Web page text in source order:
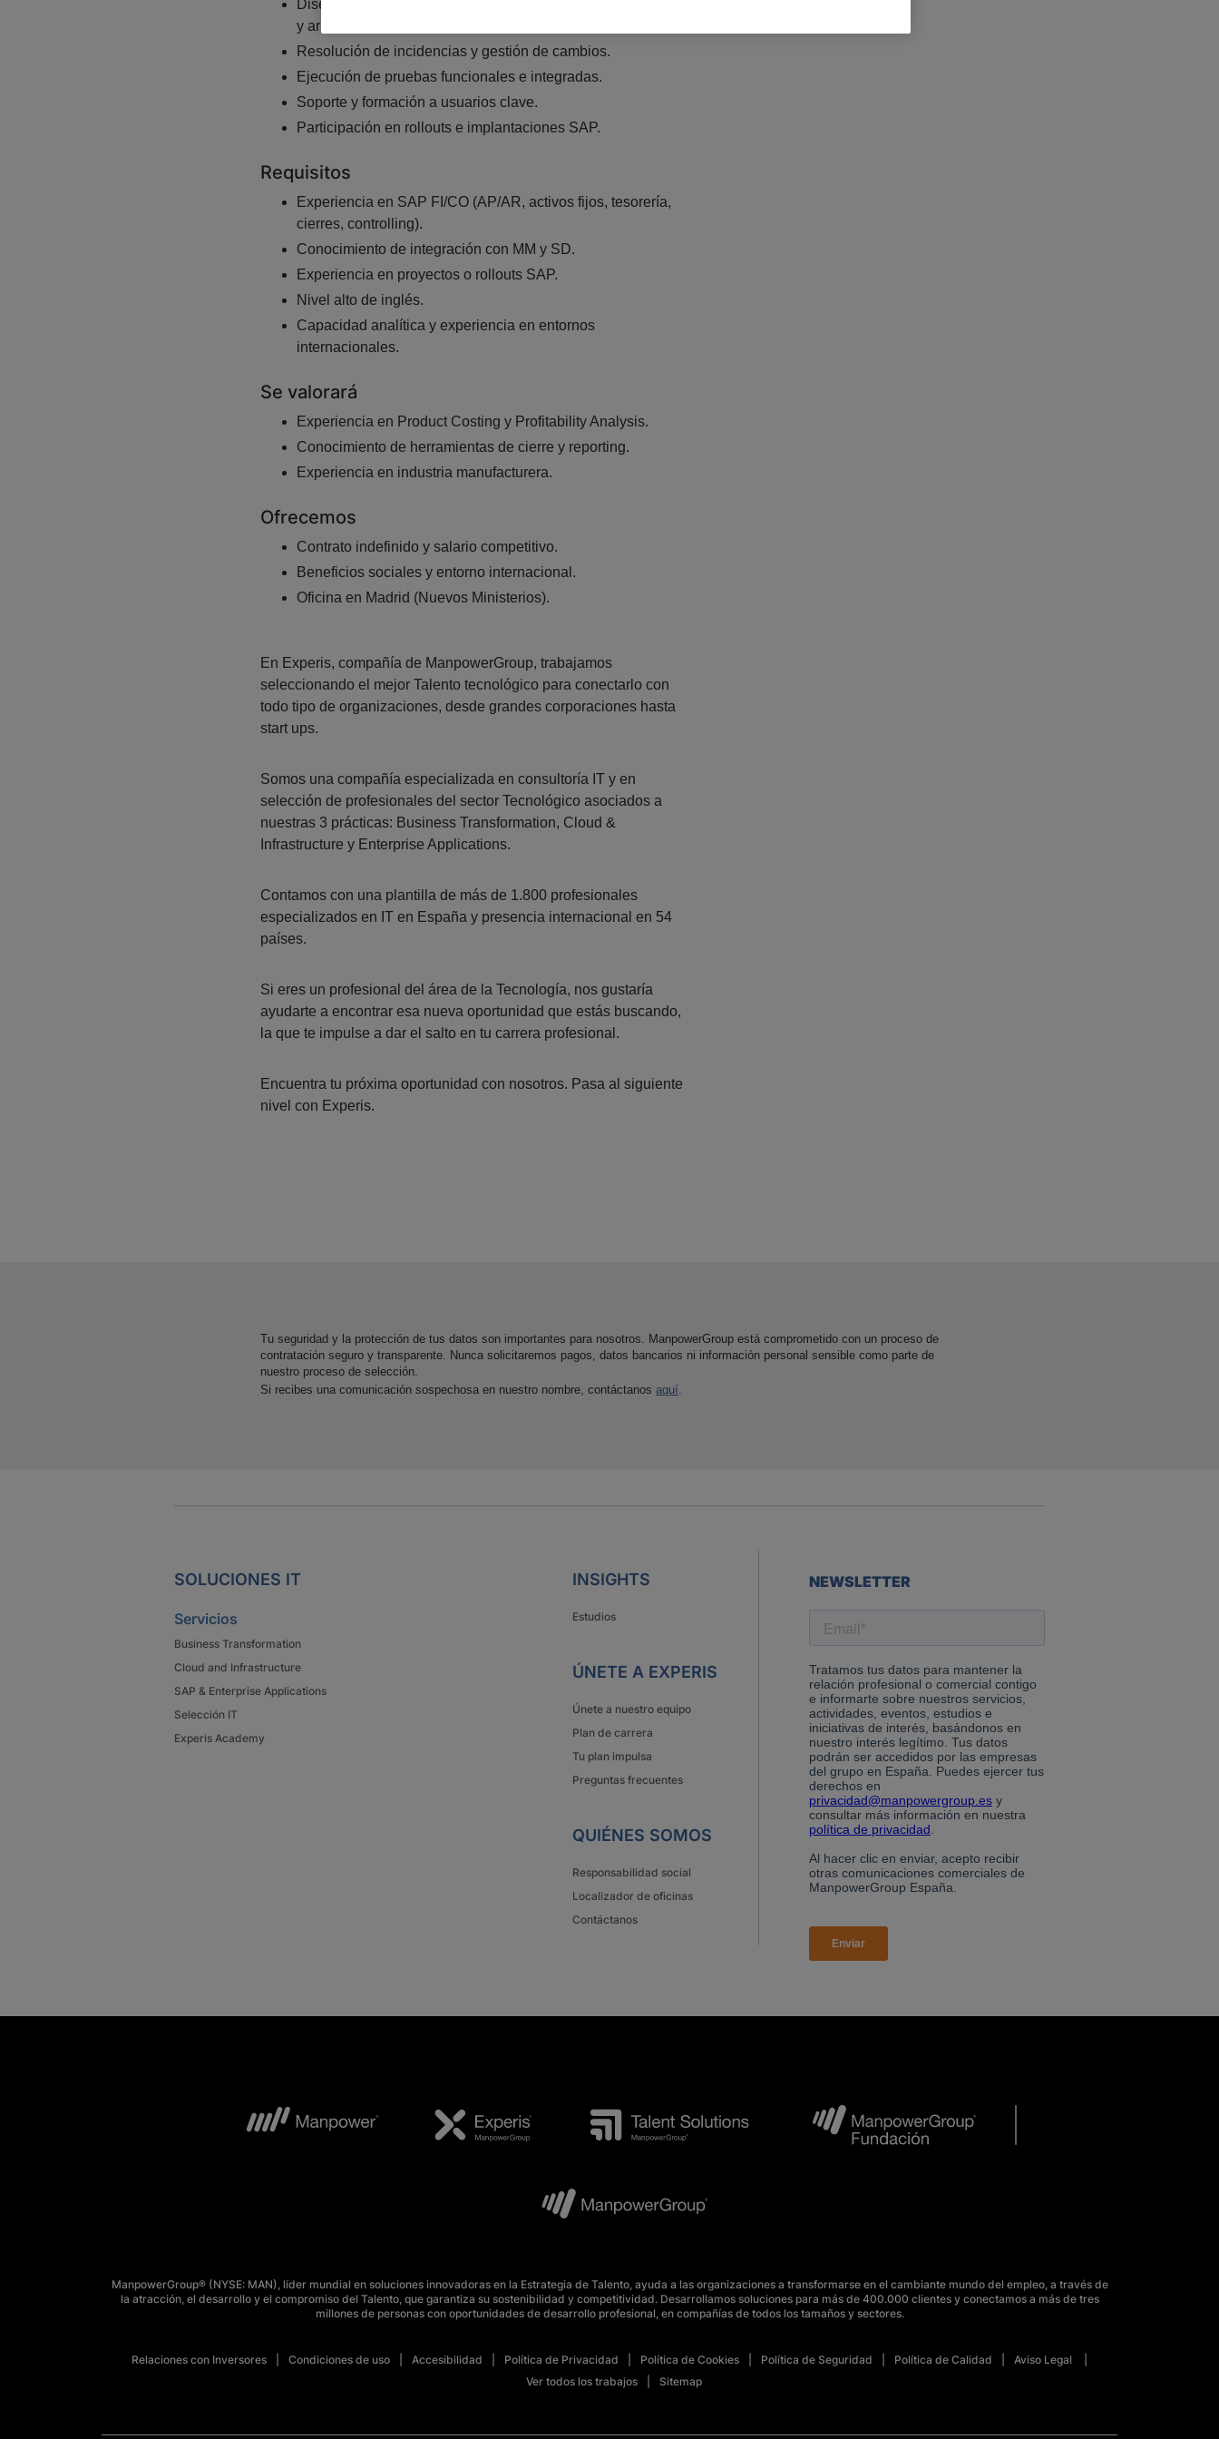
Diseño de soluciones y participación en proyectos de mejora
y armonización.
Resolución de incidencias y gestión de cambios.
Ejecución de pruebas funcionales e integradas.
Soporte y formación a usuarios clave.
Participación en rollouts e implantaciones SAP.
Requisitos
Experiencia en SAP FI/CO (AP/AR, activos fijos, tesorería,
cierres, controlling).
Conocimiento de integración con MM y SD.
Experiencia en proyectos o rollouts SAP.
Nivel alto de inglés.
Capacidad analítica y experiencia en entornos
internacionales.
Se valorará
Experiencia en Product Costing y Profitability Analysis.
Conocimiento de herramientas de cierre y reporting.
Experiencia en industria manufacturera.
Ofrecemos
Contrato indefinido y salario competitivo.
Beneficios sociales y entorno internacional.
Oficina en Madrid (Nuevos Ministerios).
En Experis, compañía de ManpowerGroup, trabajamos
seleccionando el mejor Talento tecnológico para conectarlo con
todo tipo de organizaciones, desde grandes corporaciones hasta
start ups.
Somos una compañía especializada en consultoría IT y en
selección de profesionales del sector Tecnológico asociados a
nuestras 3 prácticas: Business Transformation, Cloud &
Infrastructure y Enterprise Applications.
Contamos con una plantilla de más de 1.800 profesionales
especializados en IT en España y presencia internacional en 54
países.
Si eres un profesional del área de la Tecnología, nos gustaría
ayudarte a encontrar esa nueva oportunidad que estás buscando,
la que te impulse a dar el salto en tu carrera profesional.
Encuentra tu próxima oportunidad con nosotros. Pasa al siguiente
nivel con Experis.
Tu seguridad y la protección de tus datos son importantes para nosotros. ManpowerGroup está comprometido con un proceso de
contratación seguro y transparente. Nunca solicitaremos pagos, datos bancarios ni información personal sensible como parte de
nuestro proceso de selección.
Si recibes una comunicación sospechosa en nuestro nombre, contáctanos aquí.
SOLUCIONES IT
Servicios
Business Transformation
Cloud and Infrastructure
SAP & Enterprise Applications
Selección IT
Experis Academy
INSIGHTS
Estudios
ÚNETE A EXPERIS
Únete a nuestro equipo
Plan de carrera
Tu plan impulsa
Preguntas frecuentes
QUIÉNES SOMOS
Responsabilidad social
Localizador de oficinas
Contáctanos
NEWSLETTER
ManpowerGroup® (NYSE: MAN), líder mundial en soluciones innovadoras en la Estrategia de Talento, ayuda a las organizaciones a transformarse en el cambiante mundo del empleo, a través de
la atracción, el desarrollo y el compromiso del Talento, que garantiza su sostenibilidad y competitividad. Desarrollamos soluciones para más de 400.000 clientes y conectamos a más de tres
millones de personas con oportunidades de desarrollo profesional, en compañías de todos los tamaños y sectores.
Relaciones con Inversores Condiciones de uso Accesibilidad Política de Privacidad Política de Cookies Política de Seguridad Política de Calidad
Aviso Legal
Ver todos los trabajos
Sitemap